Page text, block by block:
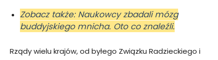
Zobacz także: Naukowcy zbadali mózg
buddyjskiego mnicha. Oto co znaleźli.
Rządy wielu krajów, od byłego Związku Radzieckiego i